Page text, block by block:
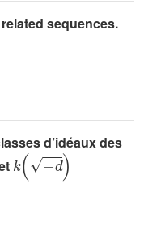
sequences.
d’idéaux des
k(-d)